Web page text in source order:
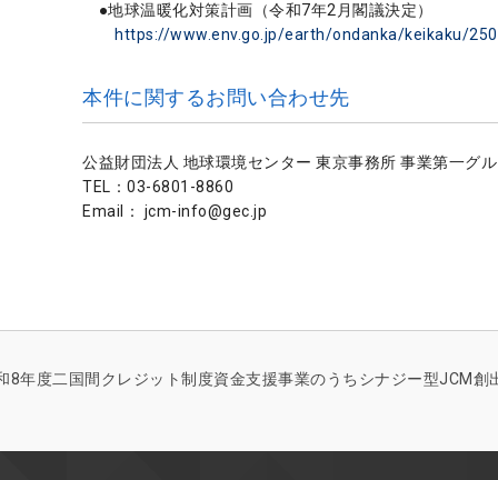
●地球温暖化対策計画（令和7年2月閣議決定）
https://www.env.go.jp/earth/ondanka/keikaku/
本件に関するお問い合わせ先
公益財団法人 地球環境センター 東京事務所 事業第一グ
TEL：03-6801-8860
Email： jcm-info@gec.jp
8年度二国間クレジット制度資金支援事業のうちシナジー型JCM創